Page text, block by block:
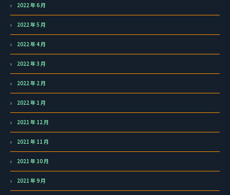
2022 年 6 月
2022 年 5 月
2022 年 4 月
2022 年 3 月
2022 年 2 月
2022 年 1 月
2021 年 12 月
2021 年 11 月
2021 年 10 月
2021 年 9 月